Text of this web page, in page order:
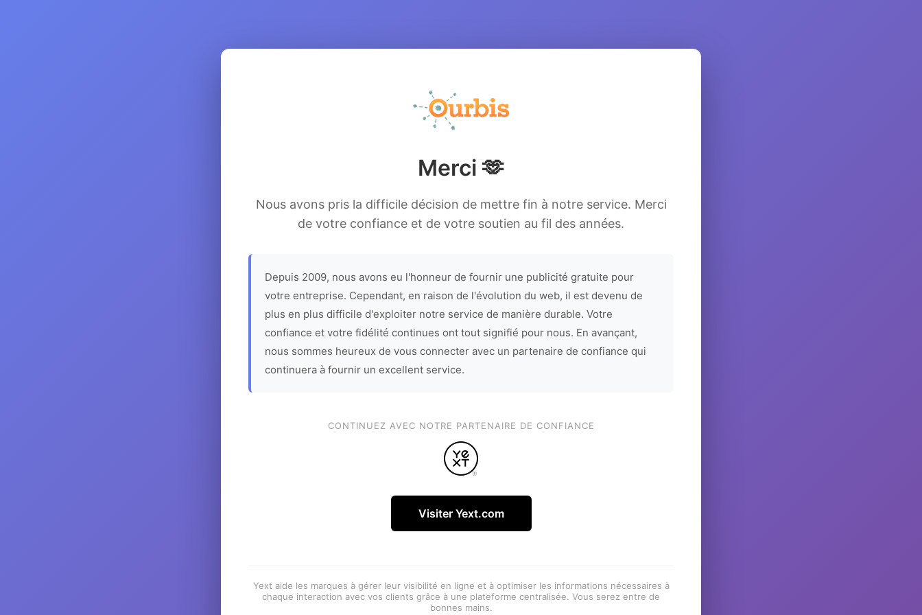
Merci 🫶
Nous avons pris la difficile décision de mettre fin à notre service. Merci
de votre confiance et de votre soutien au fil des années.
Depuis 2009, nous avons eu l'honneur de fournir une publicité gratuite pour
votre entreprise. Cependant, en raison de l'évolution du web, il est devenu de
plus en plus difficile d'exploiter notre service de manière durable. Votre
confiance et votre fidélité continues ont tout signifié pour nous. En avançant,
nous sommes heureux de vous connecter avec un partenaire de confiance qui
continuera à fournir un excellent service.
CONTINUEZ AVEC NOTRE PARTENAIRE DE CONFIANCE
Visiter Yext.com
Yext aide les marques à gérer leur visibilité en ligne et à optimiser les informations nécessaires à
chaque interaction avec vos clients grâce à une plateforme centralisée. Vous serez entre de
bonnes mains.